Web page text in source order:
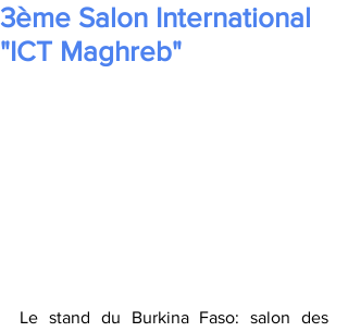
3ème Salon International
"ICT Maghreb"
Le stand du Burkina Faso: salon des